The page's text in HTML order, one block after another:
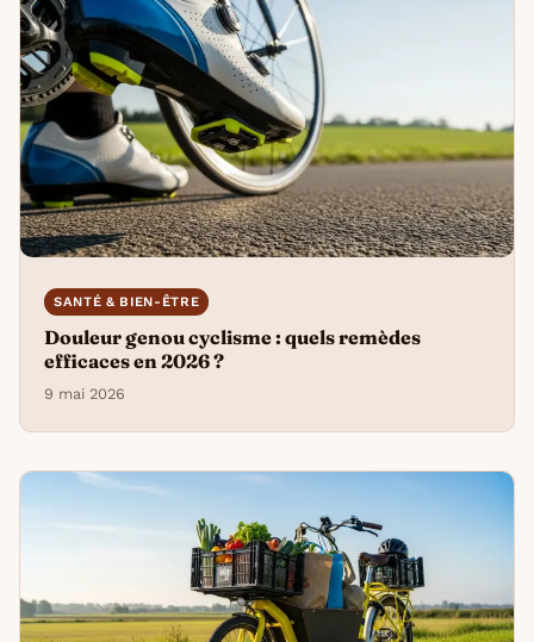
SANTÉ & BIEN-ÊTRE
Douleur genou cyclisme : quels remèdes
efficaces en 2026 ?
9 mai 2026